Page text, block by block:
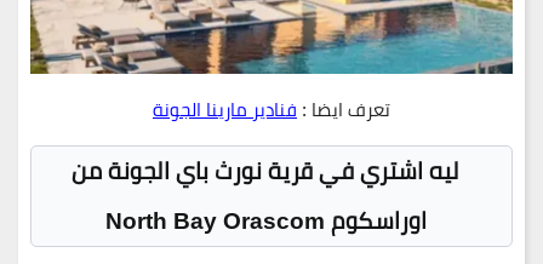
تعرف ايضا :فنادير مارينا الجونة
ليه اشتري في قرية نورث باي الجونة من
اوراسكومNorth Bay Orascom